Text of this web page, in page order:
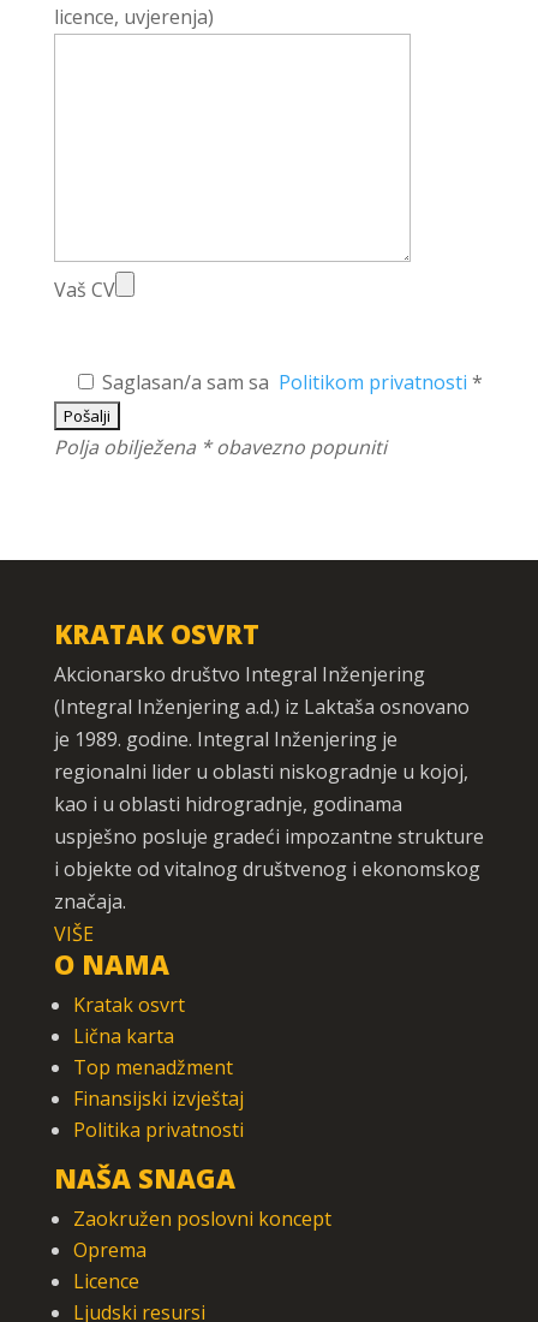
licence, uvjerenja)
Vaš CV
Saglasan/a sam sa Politikom privatnosti *
Polja obilježena * obavezno popuniti
KRATAK OSVRT
Akcionarsko društvo Integral Inženjering
(Integral Inženjering a.d.) iz Laktaša osnovano
je 1989. godine. Integral Inženjering je
regionalni lider u oblasti niskogradnje u kojoj,
kao i u oblasti hidrogradnje, godinama
uspješno posluje gradeći impozantne strukture
i objekte od vitalnog društvenog i ekonomskog
značaja.
VIŠE
O NAMA
Kratak osvrt
Lična karta
Top menadžment
Finansijski izvještaj
Politika privatnosti
NAŠA SNAGA
Zaokružen poslovni koncept
Oprema
Licence
Ljudski resursi